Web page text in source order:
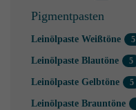
Pigmentpasten
Leinölpaste Weißtöne
Leinölpaste Blautöne
Leinölpaste Gelbtöne
Leinölpaste Brauntöne